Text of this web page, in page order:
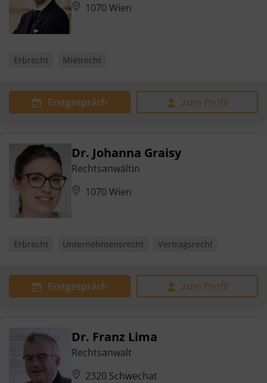
1070 Wien
Erbrecht Mietrecht
Erstgespräch zum Profil
Dr. Johanna Graisy
Rechtsanwältin
1070 Wien
Erbrecht Unternehmensrecht Vertragsrecht
Erstgespräch zum Profil
Dr. Franz Lima
Rechtsanwalt
2320 Schwechat